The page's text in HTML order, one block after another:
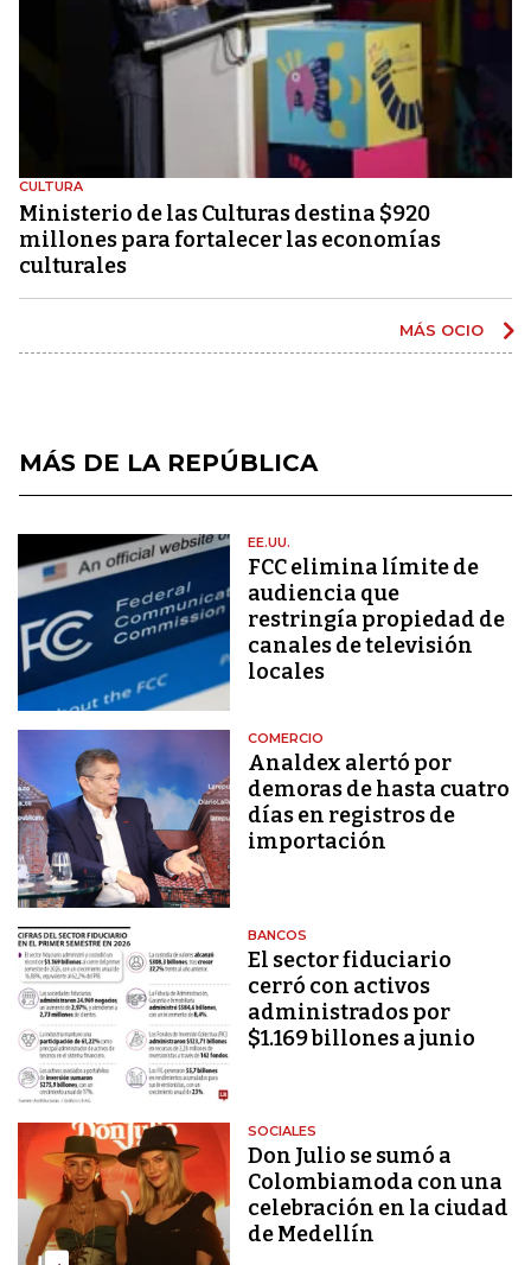
CULTURA
Ministerio de las Culturas destina $920
millones para fortalecer las economías
culturales
MÁS OCIO
MÁS DE LA REPÚBLICA
EE.UU.
FCC elimina límite de
audiencia que
restringía propiedad de
canales de televisión
locales
COMERCIO
Analdex alertó por
demoras de hasta cuatro
días en registros de
importación
BANCOS
El sector fiduciario
cerró con activos
administrados por
$1.169 billones a junio
SOCIALES
Don Julio se sumó a
Colombiamoda con una
celebración en la ciudad
de Medellín